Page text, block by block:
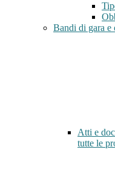
Bandi di gara e
Atti e
tutte le